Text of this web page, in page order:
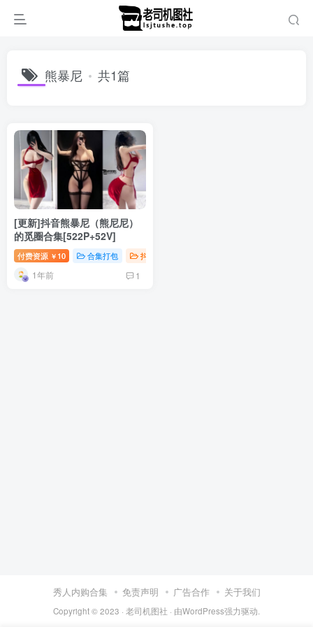
熊暴尼 共1篇
[更新]抖音熊暴尼（熊尼尼）
的觅圈合集[522P+52V]
付费资源 ￥ 10 合集打包 抖音微密
1年前 1
秀人内购合集 免责声明 广告合作 关于我们
Copyright © 2023 · 老司机图社 · 由WordPress强力驱动.